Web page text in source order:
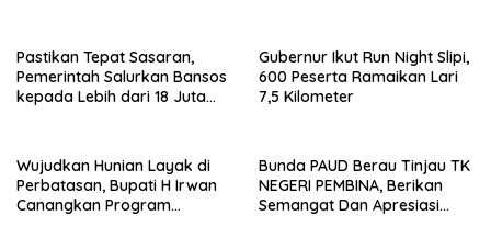
Pastikan Tepat Sasaran,
Pemerintah Salurkan Bansos
kepada Lebih dari 18 Juta
Gubernur Ikut Run Night Slipi,
600 Peserta Ramaikan Lari
7,5 Kilometer
Wujudkan Hunian Layak di
Perbatasan, Bupati H Irwan
Canangkan Program
Bunda PAUD Berau Tinjau TK
NEGERI PEMBINA, Berikan
Semangat Dan Apresiasi